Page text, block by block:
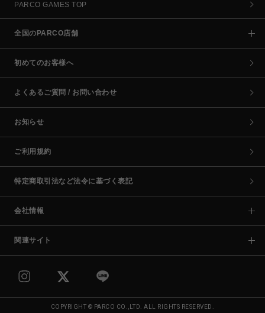
PARCO GAMES TOP
全国のPARCO店舗
初めてのお客様へ
よくあるご質問 / お問い合わせ
お知らせ
ご利用規約
特定商取引法など法令に基づく表記
会社情報
関連サイト
COPYRIGHT © PARCO CO.,LTD. ALL RIGHTS RESERVED.